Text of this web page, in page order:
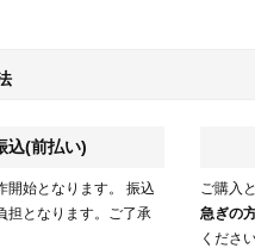
込(前払い)
開始となります。 振込
担となります。ご了承
ご購入
急ぎの
くださ